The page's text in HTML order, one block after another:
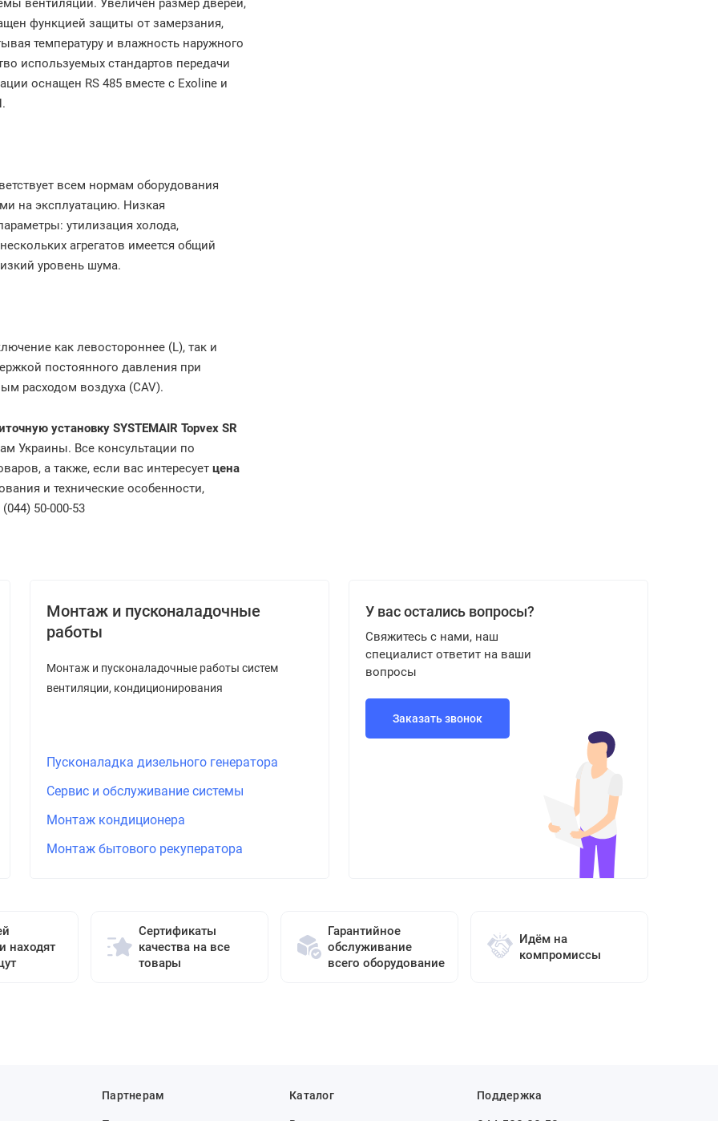
вентиляции. Увеличен размер дверей,
функцией защиты от замерзания,
температуру и влажность наружного
используемых стандартов передачи
оснащен RS 485 вместе с Exoline и
всем нормам оборудования
на эксплуатацию. Низкая
утилизация холода,
агрегатов имеется общий
уровень шума.
как левостороннее (L), так и
постоянного давления при
расходом воздуха (CAV).
установку SYSTEMAIR Topvex SR
Украины. Все консультации по
а также, если вас интересует цена
и технические особенности,
50-000-53
Монтаж и пусконаладочные
работы
Монтаж и пусконаладочные работы систем
вентиляции, кондиционирования
Пусконаладка дизельного генератора
Сервис и обслуживание системы
Монтаж кондиционера
Монтаж бытового рекуператора
У вас остались вопросы?
Свяжитесь с нами, наш
специалист ответит на ваши
вопросы
Заказать звонок
находят
Сертификаты
качества на все
товары
Гарантийное
обслуживание
всего оборудование
Идём на
компромиссы
Партнерам Каталог Поддержка